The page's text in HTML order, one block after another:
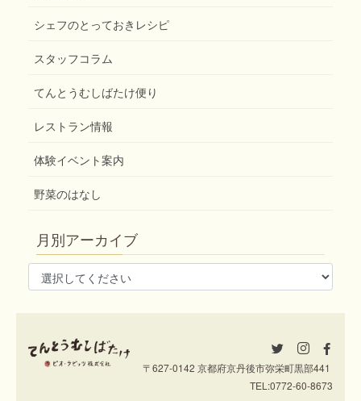
シェフのとっておきレシピ
スタッフコラム
てんとうむしばたけ便り
レストラン情報
体験イベント案内
野菜のはなし
月別アーカイブ
〒627-0142 京都府京丹後市弥栄町黒部441
TEL:0772-60-8673